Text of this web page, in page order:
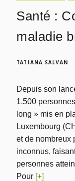
Santé :
maladie
TATIANA SALVAN
Depuis son
1.500
long » mis en
Luxembourg
et de nombreux
inconnus,
personnes
Pour [+]